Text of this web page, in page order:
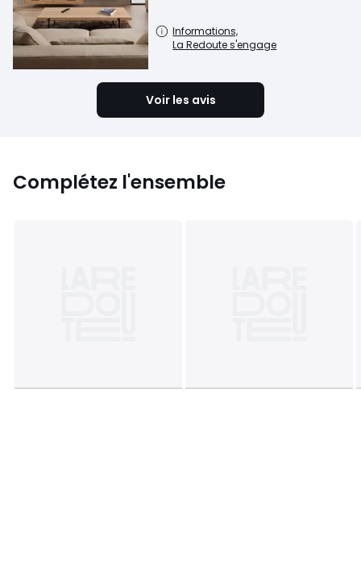
Informations,
La Redoute s'engage
Voir les avis
Complétez l'ensemble